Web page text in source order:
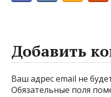
Добавить
Ваш адрес email не
Обязательные поля